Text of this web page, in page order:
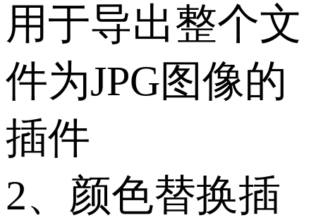
用于导出整个文
件为JPG图像的
插件
2、颜色替换插